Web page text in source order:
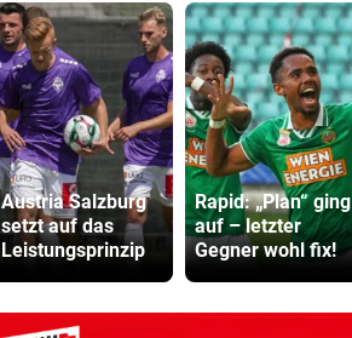
Austria Salzburg
setzt auf das
Leistungsprinzip
Rapid: „Plan“ ging
auf – letzter
Gegner wohl fix!